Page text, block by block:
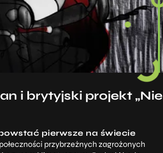
i brytyjski projekt „Nie
pierwsze na świecie
przybrzeżnych zagrożonych